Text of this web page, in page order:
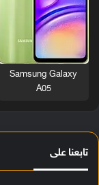
Samsung Galaxy
A05
تابعنا على